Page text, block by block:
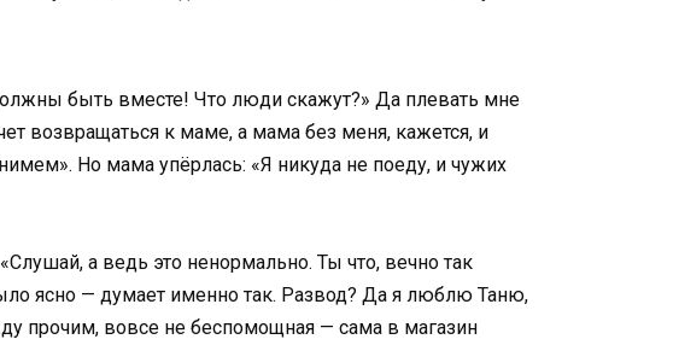
быть вместе! Что люди скажут?» Да плевать мне
возвращаться к маме, а мама без меня, кажется, и
Но мама упёрлась: «Я никуда не поеду, и чужих
а ведь это ненормально. Ты что, вечно так
ясно — думает именно так. Развод? Да я люблю Таню,
прочим, вовсе не беспомощная — сама в магазин